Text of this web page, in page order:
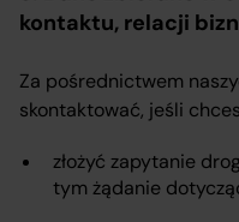
kontaktu, relacji
Za pośrednictwem
skontaktować, jeśli
złożyć zapytanie
tym żądanie